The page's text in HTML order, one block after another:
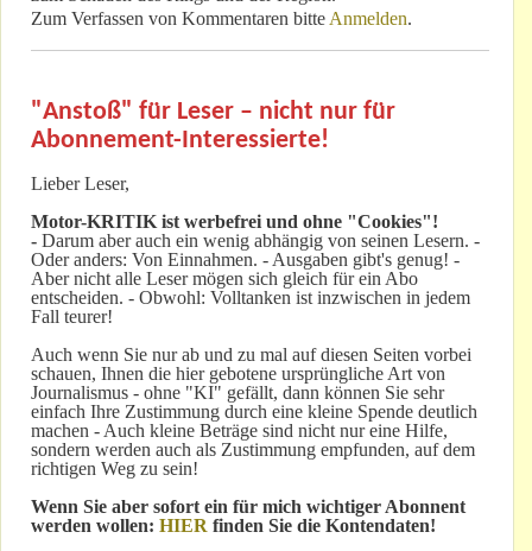
Zum Verfassen von Kommentaren bitte Anmelden.
"Anstoß" für Leser – nicht nur für
Abonnement-Interessierte!
Lieber Leser,
Motor-KRITIK ist werbefrei und ohne "Cookies"!
- Darum aber auch ein wenig abhängig von seinen Lesern. -
Oder anders: Von Einnahmen. - Ausgaben gibt's genug! -
Aber nicht alle Leser mögen sich gleich für ein Abo
entscheiden. - Obwohl: Volltanken ist inzwischen in jedem
Fall teurer!
Auch wenn Sie nur ab und zu mal auf diesen Seiten vorbei
schauen, Ihnen die hier gebotene ursprüngliche Art von
Journalismus - ohne "KI" gefällt, dann können Sie sehr
einfach Ihre Zustimmung durch eine kleine Spende deutlich
machen - Auch kleine Beträge sind nicht nur eine Hilfe,
sondern werden auch als Zustimmung empfunden, auf dem
richtigen Weg zu sein!
Wenn Sie aber sofort ein für mich wichtiger Abonnent
werden wollen: HIER finden Sie die Kontendaten!